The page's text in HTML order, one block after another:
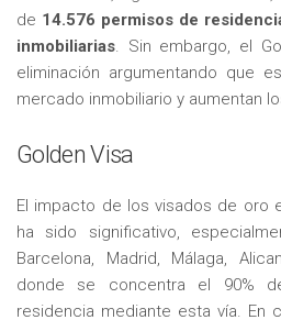
de 14.576 permisos de
inmobiliarias. Sin embargo, el
eliminación argumentando que
mercado inmobiliario y aumentan
Golden Visa
El impacto de los visados de oro
ha sido significativo,
Barcelona, Madrid, Málaga,
donde se concentra el 90%
residencia mediante esta vía. En